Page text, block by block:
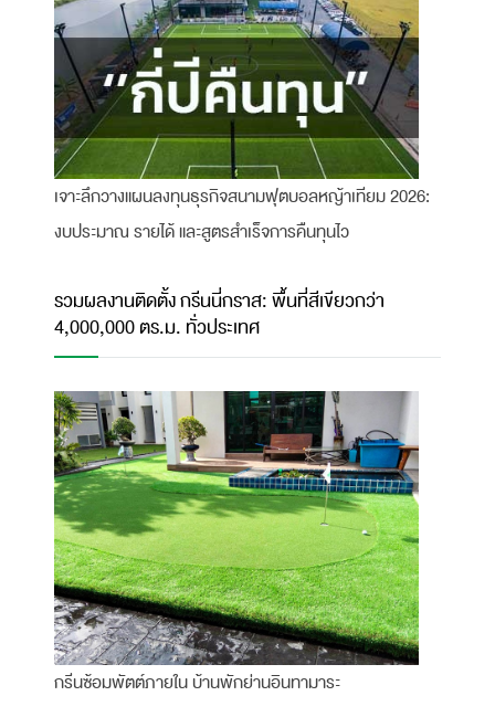
เจาะลึกวางแผนลงทุนธุรกิจสนามฟุตบอลหญ้าเทียม 2026:
งบประมาณ รายได้ และสูตรสำเร็จการคืนทุนไว
รวมผลงานติดตั้ง กรีนนี่กราส: พื้นที่สีเขียวกว่า
4,000,000 ตร.ม. ทั่วประเทศ
กรีนซ้อมพัตต์ภายใน บ้านพักย่านอินทามาระ